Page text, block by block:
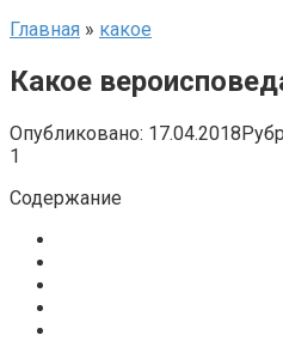
Главная » какое
Какое
Опубликовано: 17.04.2018
1
Содержание